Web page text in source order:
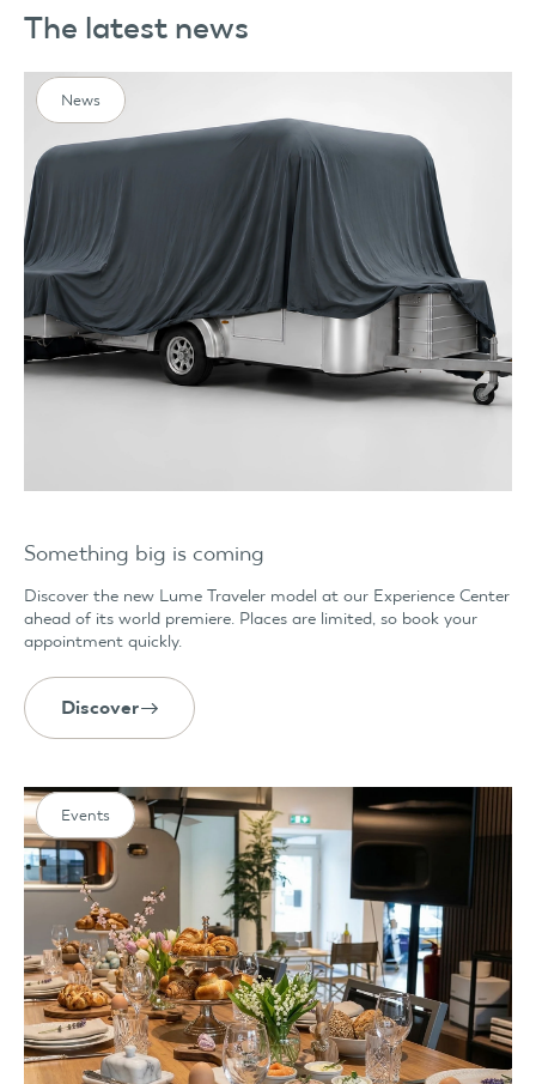
The latest news
Something big is coming
Discover the new Lume Traveler model at our Experience Center
ahead of its world premiere. Places are limited, so book your
appointment quickly.
Discover
News
Events